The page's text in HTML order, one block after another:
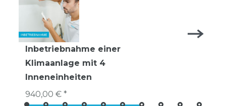
Inbetriebnahme einer
Klimaanlage mit 4
Inneneinheiten
940,00 € *